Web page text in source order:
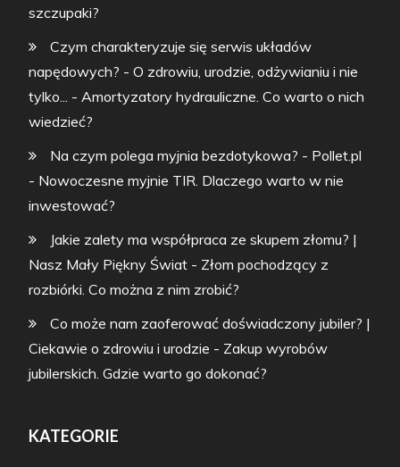
szczupaki?
Czym charakteryzuje się serwis układów
napędowych? - O zdrowiu, urodzie, odżywianiu i nie
tylko... -Amortyzatory hydrauliczne. Co warto o nich
wiedzieć?
Na czym polega myjnia bezdotykowa? - Pollet.pl
- Nowoczesne myjnie TIR. Dlaczego warto w nie
inwestować?
Jakie zalety ma współpraca ze skupem złomu? |
Nasz Mały Piękny Świat - Złom pochodzący z
rozbiórki. Co można z nim zrobić?
Co może nam zaoferować doświadczony jubiler? |
Ciekawie o zdrowiu i urodzie - Zakup wyrobów
jubilerskich. Gdzie warto go dokonać?
KATEGORIE